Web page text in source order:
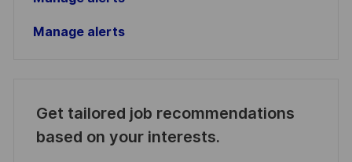
Manage alerts
Get tailored job recommendations
based on your interests.